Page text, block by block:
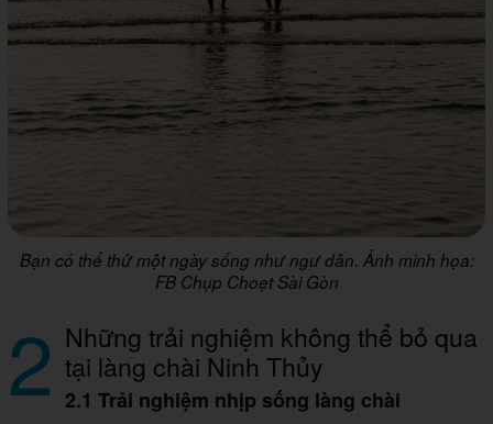
Bạn có thể thử một ngày sống như ngư dân. Ảnh minh họa:
FB Chụp Choẹt Sài Gòn
2 Những trải nghiệm không thể bỏ qua
tại làng chài Ninh Thủy
2.1 Trải nghiệm nhịp sống làng chài